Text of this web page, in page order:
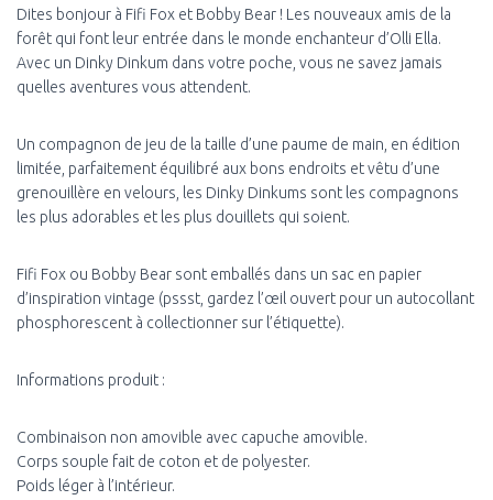
Dites bonjour à Fifi Fox et Bobby Bear ! Les nouveaux amis de la
forêt qui font leur entrée dans le monde enchanteur d’Olli Ella.
Avec un Dinky Dinkum dans votre poche, vous ne savez jamais
quelles aventures vous attendent.
Un compagnon de jeu de la taille d’une paume de main, en édition
limitée, parfaitement équilibré aux bons endroits et vêtu d’une
grenouillère en velours, les Dinky Dinkums sont les compagnons
les plus adorables et les plus douillets qui soient.
Fifi Fox ou Bobby Bear sont emballés dans un sac en papier
d’inspiration vintage (pssst, gardez l’œil ouvert pour un autocollant
phosphorescent à collectionner sur l’étiquette).
Informations produit :
Combinaison non amovible avec capuche amovible.
Corps souple fait de coton et de polyester.
Poids léger à l’intérieur.